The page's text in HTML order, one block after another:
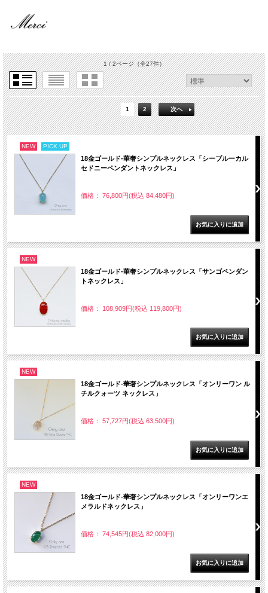
1 / 2ページ（全27件）
1 2 次へ
NEW PICK UP
18金ゴールド-華奢シンプルネックレス「シーブルーカル
セドニーペンダントネックレス」
価格： 76,800円(税込 84,480円)
NEW
18金ゴールド-華奢シンプルネックレス「サンゴペンダン
トネックレス」
価格： 108,909円(税込 119,800円)
NEW
18金ゴールド-華奢シンプルネックレス「オンリーワン ル
チルクォーツ ネックレス」
価格： 57,727円(税込 63,500円)
NEW
18金ゴールド-華奢シンプルネックレス「オンリーワンエ
メラルドネックレス」
価格： 74,545円(税込 82,000円)